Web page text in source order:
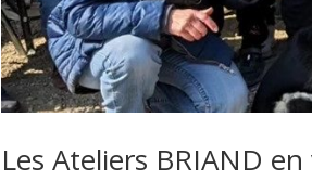
Les Ateliers BRIAND